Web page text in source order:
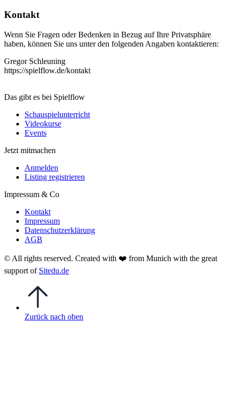
Kontakt
Wenn Sie Fragen oder Bedenken in Bezug auf Ihre Privatsphäre
haben, können Sie uns unter den folgenden Angaben kontaktieren:
Gregor Schleuning
https://spielflow.de/kontakt
Das gibt es bei Spielflow
Schauspielunterricht
Videokurse
Events
Jetzt mitmachen
Anmelden
Listing registrieren
Impressum & Co
Kontakt
Impressum
Datenschutzerklärung
AGB
© All rights reserved. Created with ❤️ from Munich with the great
support of Sitedu.de
Zurück nach oben